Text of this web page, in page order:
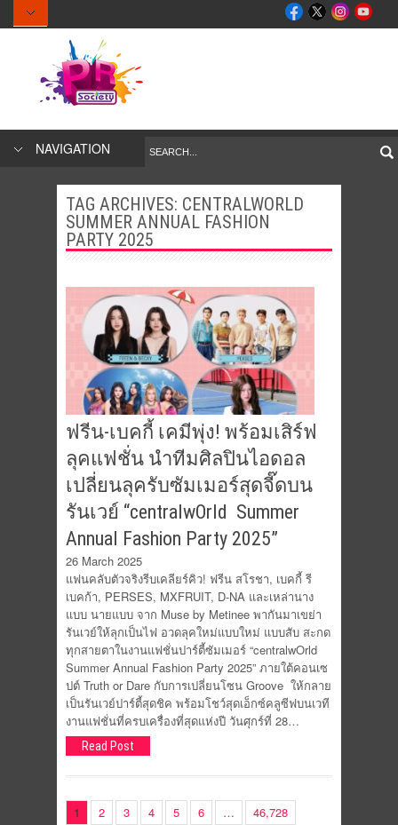
NAVIGATION
TAG ARCHIVES: CENTRALWORLD
SUMMER ANNUAL FASHION
PARTY 2025
ฟรีน-เบคกี้ เคมีพุ่ง! พร้อมเสิร์ฟ
ลุคแฟชั่น นำทีมศิลปินไอดอล
เปลี่ยนลุครับซัมเมอร์สุดจี๊ดบน
รันเวย์ “centralwOrld Summer
Annual Fashion Party 2025”
26 March 2025
แฟนคลับตัวจริงรีบเคลียร์คิว! ฟรีน สโรชา, เบคกี้ รี
เบคก้า, PERSES, MXFRUIT, D-NA และเหล่านาง
แบบ นายแบบ จาก Muse by Metinee พากันมาเขย่า
รันเวย์ให้ลุกเป็นไฟ อวดลุคใหม่แบบใหม่ แบบสับ สะกด
ทุกสายตาในงานแฟชั่นปาร์ตี้ซัมเมอร์ “centralwOrld
Summer Annual Fashion Party 2025” ภายใต้คอนเซ
ปต์ Truth or Dare กับการเปลี่ยนโซน Groove ให้กลาย
เป็นรันเวย์ปาร์ตี้สุดชิค พร้อมโชว์สุดเอ็กซ์คลูซีฟบนเวที
งานแฟชั่นที่ครบเครื่องที่สุดแห่งปี วันศุกร์ที่ 28…
Read Post
1 2 3 4 5 6 …
46,728